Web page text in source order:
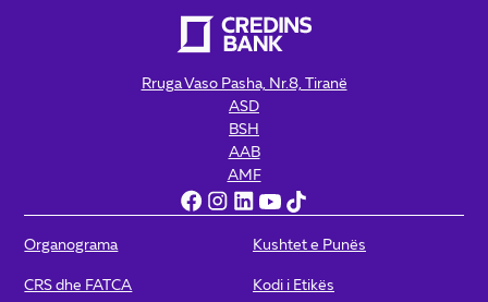
Rruga Vaso Pasha, Nr.8, Tiranë
ASD
BSH
AAB
AMF
Organograma Kushtet e Punës
CRS dhe FATCA Kodi i Etikës